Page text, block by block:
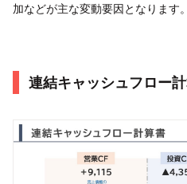
加などが主な変動要因となります。
連結キャッシュフロー